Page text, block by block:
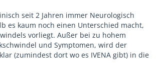
seit 2 Jahren immer Neurologisch
es kaum noch einen Unterschied macht,
vorliegt. Außer bei zu hohem
und Symptomen, wird der
(zumindest dort wo es IVENA gibt) in die